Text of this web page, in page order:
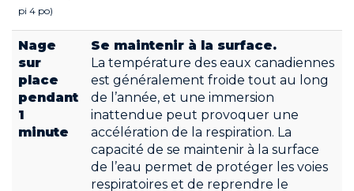
pi 4 po)
Nage
sur
place
pendant
1
minute
Se maintenir à la surface.
La température des eaux canadiennes
est généralement froide tout au long
de l’année, et une immersion
inattendue peut provoquer une
accélération de la respiration. La
capacité de se maintenir à la surface
de l’eau permet de protéger les voies
respiratoires et de reprendre le